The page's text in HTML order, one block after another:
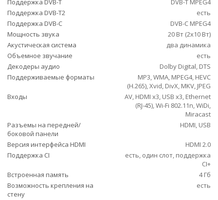
Поддержка DVB-T
DVB-T MPEG4
Поддержка DVB-T2
есть
Поддержка DVB-C
DVB-C MPEG4
Мощность звука
20 Вт (2х10 Вт)
Акустическая система
два динамика
Объемное звучание
есть
Декодеры аудио
Dolby Digital, DTS
Поддерживаемые форматы
MP3, WMA, MPEG4, HEVC
(H.265), Xvid, DivX, MKV, JPEG
Входы
AV, HDMI x3, USB x3, Ethernet
(RJ-45), Wi-Fi 802.11n, WiDi,
Miracast
Разъемы на передней/
боковой панели
HDMI, USB
Версия интерфейса HDMI
HDMI 2.0
Поддержка CI
есть, один слот, поддержка
CI+
Встроенная память
4 Гб
Возможность крепления на
стену
есть